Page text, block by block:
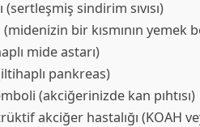
(sertleşmiş sindirim sıvısı)
bir kısmının
mide astarı)
pankreas)
(akciğerinizde kan pıhtısı)
akciğer hastalığı (KOAH